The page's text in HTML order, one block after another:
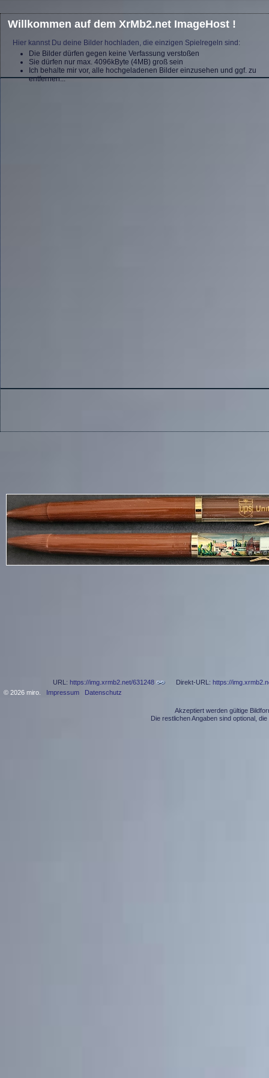
Willkommen auf dem XrMb2.net ImageHost !
Hier kannst Du deine Bilder hochladen, die einzigen Spielregeln sind:
Die Bilder dürfen gegen keine Verfassung verstoßen
Sie dürfen nur max. 4096kByte (4MB) groß sein
Ich behalte mir vor, alle hochgeladenen Bilder einzusehen und ggf. zu
entfernen...
URL: https://img.xrmb2.net/631248 Direkt-URL: https://
© 2026 miro. Impressum Datenschutz
Akzeptiert werden gültige
Die restlichen Angaben sind optional,